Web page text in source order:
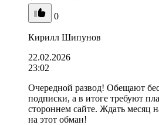
0
Кирилл Шипунов
22.02.2026
23:02
Очередной развод! Обещают
подписки, а в итоге требуют
стороннем сайте. Ждать месяц
на этот обман!